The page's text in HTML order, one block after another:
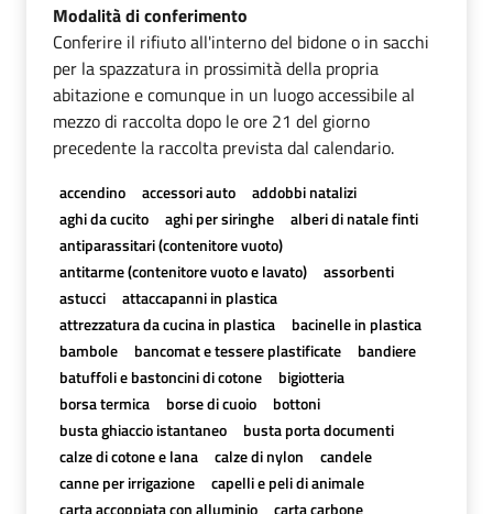
Modalità di conferimento
Conferire il rifiuto all'interno del bidone o in sacchi
per la spazzatura in prossimità della propria
abitazione e comunque in un luogo accessibile al
mezzo di raccolta dopo le ore 21 del giorno
precedente la raccolta prevista dal calendario.
accendino accessori auto
addobbi natalizi
aghi da cucito
aghi per siringhe
alberi di natale finti
antiparassitari (contenitore vuoto)
antitarme (contenitore vuoto e lavato)
assorbenti
astucci
attaccapanni in plastica
attrezzatura da cucina in plastica
bacinelle in plastica
bambole
bancomat e tessere plastificate
bandiere
batuffoli e bastoncini di cotone
bigiotteria
borsa termica
borse di cuoio
bottoni
busta ghiaccio istantaneo
busta porta documenti
calze di cotone e lana
calze di nylon
candele
canne per irrigazione
capelli e peli di animale
carta accoppiata con alluminio
carta carbone